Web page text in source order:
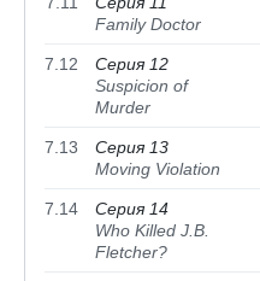
Family Doctor
7.12
Серия 12
Suspicion of
Murder
7.13
Серия 13
Moving Violation
7.14
Серия 14
Who Killed J.B.
Fletcher?